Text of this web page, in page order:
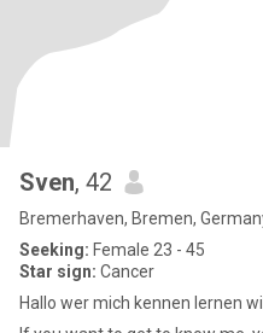
Sven, 42
Bremerhaven, Bremen,
Seeking: Female 23 - 45
Star sign: Cancer
Hallo wer mich kennen lernen